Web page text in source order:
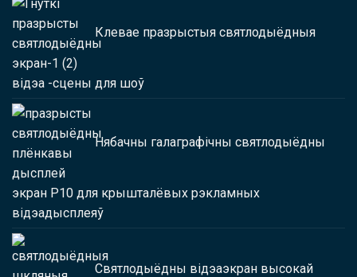
Клевае празрыстыя святлодыёдныя
відэа -сцены для шоў
Нябачны галаграфічны святлодыёдны
экран P10 для крышталёвых рэкламных
відэадысплеяў
Святлодыёдны відэаэкран высокай